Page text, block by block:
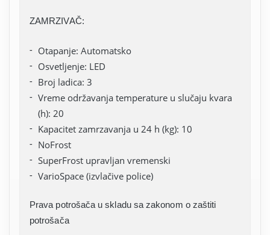
ZAMRZIVAČ:
Otapanje: Automatsko
Osvetljenje: LED
Broj ladica: 3
Vreme održavanja temperature u slučaju kvara
(h): 20
Kapacitet zamrzavanja u 24 h (kg): 10
NoFrost
SuperFrost upravljan vremenski
VarioSpace (izvlačive police)
Prava potrošača u skladu sa zakonom o zaštiti
potrošača